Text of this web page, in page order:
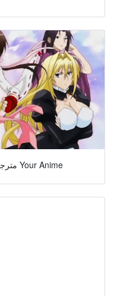
جميع حلقات انمي Sekirei مترجمة Your Anime